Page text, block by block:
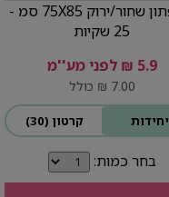
אשפתון שחור/ירוק 75X85 סמ -
25 שקיות
5.9 ₪ לפני מע''מ
7.00 ₪ כולל
יחידות קרטון (30)
בחר כמות: